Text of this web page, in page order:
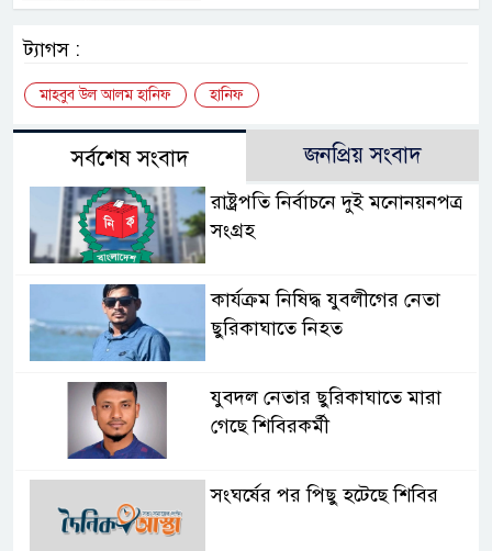
ট্যাগস :
মাহবুব উল আলম হানিফ হানিফ
সর্বশেষ সংবাদ জনপ্রিয় সংবাদ
রাষ্ট্রপতি নির্বাচনে দুই মনোনয়নপত্র
সংগ্রহ
কার্যক্রম নিষিদ্ধ যুবলীগের নেতা
ছুরিকাঘাতে নিহত
যুবদল নেতার ছুরিকাঘাতে মারা
গেছে শিবিরকর্মী
সংঘর্ষের পর পিছু হটেছে শিবির